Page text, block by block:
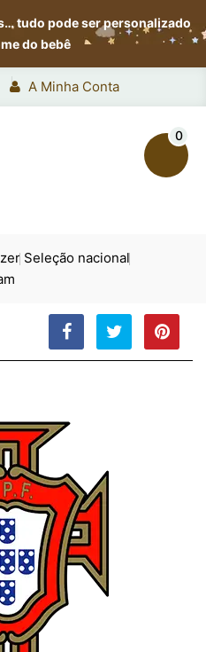
tudo pode ser personalizado
do bebê
A Minha Conta
0
Seleção nacional